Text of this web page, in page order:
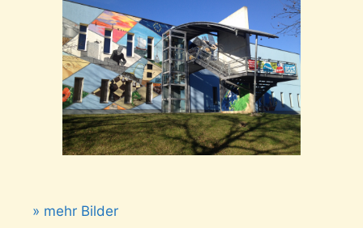
» mehr Bilder